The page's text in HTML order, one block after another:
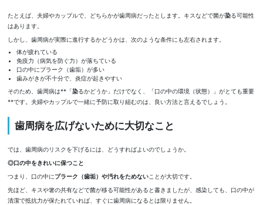
たとえば、夫婦やカップルで、どちらかが歯周病だったとします。キスなどで菌が染る可能性
はあります。
しかし、歯周病が実際に進行するかどうかは、次のような条件にも左右されます。
体が疲れている
免疫力（病気を防ぐ力）が落ちている
口の中にプラーク（歯垢）が多い
歯みがきが不十分で、炎症が起きやすい
そのため、歯周病は**「染るかどうか」だけでなく、「口の中の環境（状態）」がとても重要
**です。夫婦やカップルで一緒に予防に取り組むのは、良い方法と言えるでしょう。
歯周病を広げないために大切なこと
では、歯周病のリスクを下げるには、どうすればよいのでしょうか。
◎口の中をきれいに保つこと
つまり、口の中にプラーク（歯垢）や汚れをためないことが大切です。
先ほど、キスや箸の共有などで菌が移る可能性があると書きましたが、感染しても、口の中が
清潔で抵抗力が保たれていれば、すぐに歯周病になるとは限りません。